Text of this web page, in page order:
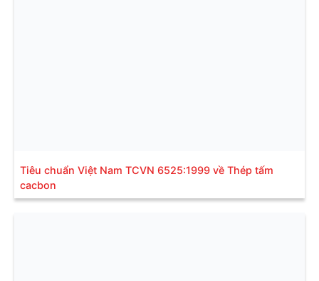
Tiêu chuẩn Việt Nam TCVN 6525:1999 về Thép tấm
cacbon